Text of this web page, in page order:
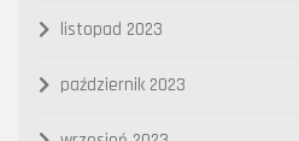
listopad 2023
październik 2023